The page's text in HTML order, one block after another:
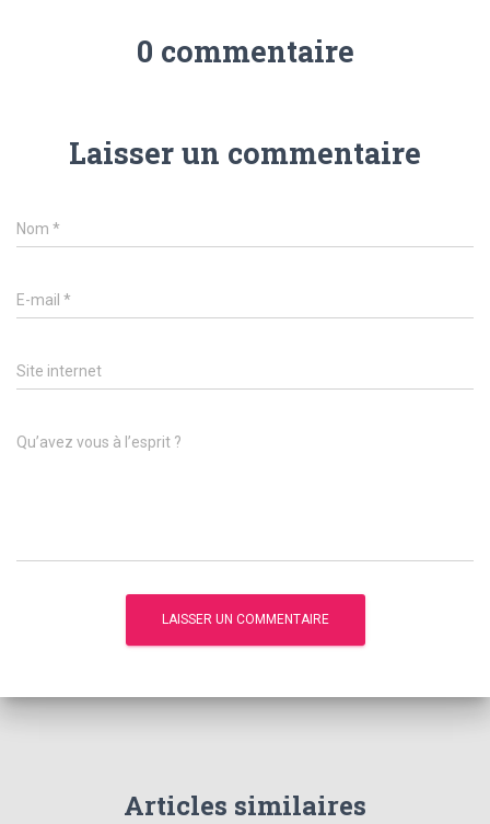
0 commentaire
Laisser un commentaire
Nom *
E-mail *
Site internet
Qu’avez vous à l’esprit ?
Articles similaires